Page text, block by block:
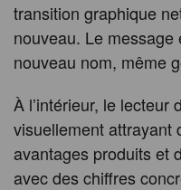
transition graphique
nouveau. Le
nouveau nom, même
À l’intérieur, le
visuellement attrayant
avantages produits et
avec des chiffres